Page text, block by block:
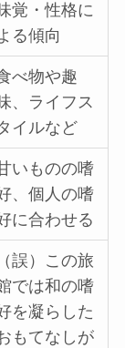
覚・性格に
る傾向
べ物や趣
、ライフス
イルなど
いものの嗜
、個人の嗜
に合わせる
（誤）この旅
では和の嗜
を凝らした
もてなしが